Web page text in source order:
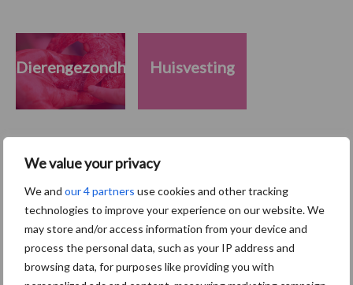
We value your privacy
We and our 4 partners use cookies and other tracking
technologies to improve your experience on our website. We
may store and/or access information from your device and
process the personal data, such as your IP address and
browsing data, for purposes like providing you with
Primaire
Sidebar
Recent nieuws Partner nieuws
Dierengezondheid Huisvesting
Toon meer